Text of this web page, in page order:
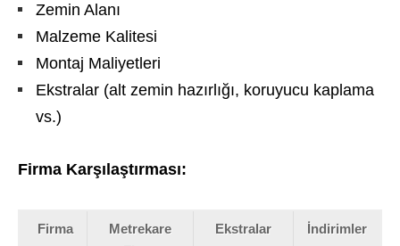
Zemin Alanı
Malzeme Kalitesi
Montaj Maliyetleri
Ekstralar (alt zemin hazırlığı, koruyucu kaplama
vs.)
Firma Karşılaştırması:
Firma
Metrekare
Ekstralar İndirimler